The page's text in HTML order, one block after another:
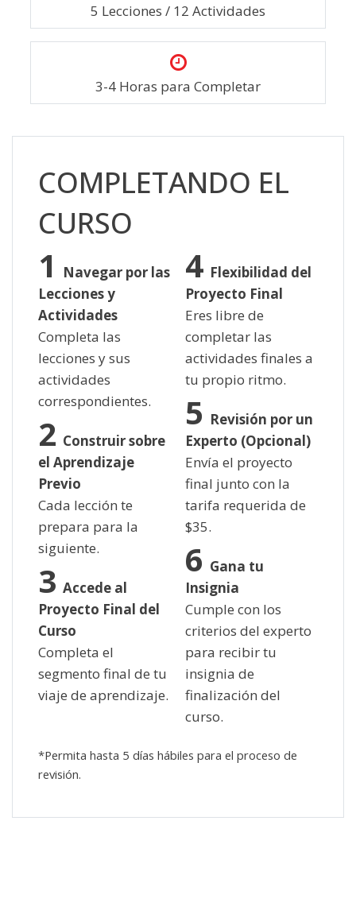
5 Lecciones / 12 Actividades
3-4 Horas para Completar
COMPLETANDO EL
CURSO
Navegar por las
Lecciones y
Actividades
Completa las
lecciones y sus
actividades
correspondientes.
Construir sobre
el Aprendizaje
Previo
Cada lección te
prepara para la
siguiente.
Accede al
Proyecto Final del
Curso
Completa el
segmento final de tu
viaje de aprendizaje.
Flexibilidad del
Proyecto Final
Eres libre de
completar las
actividades finales a
tu propio ritmo.
Revisión por un
Experto (Opcional)
Envía el proyecto
final junto con la
tarifa requerida de
$35.
Gana tu
Insignia
Cumple con los
criterios del experto
para recibir tu
insignia de
finalización del
curso.
*Permita hasta 5 días hábiles para el proceso de
revisión.